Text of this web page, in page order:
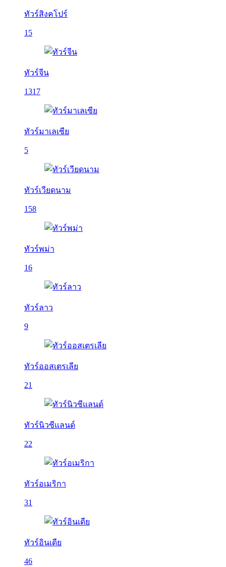
ทัวร์สิงคโปร์
15
ทัวร์จีน
1317
ทัวร์มาเลเซีย
5
ทัวร์เวียดนาม
158
ทัวร์พม่า
16
ทัวร์ลาว
9
ทัวร์ออสเตรเลีย
21
ทัวร์นิวซีแลนด์
22
ทัวร์อเมริกา
31
ทัวร์อินเดีย
46